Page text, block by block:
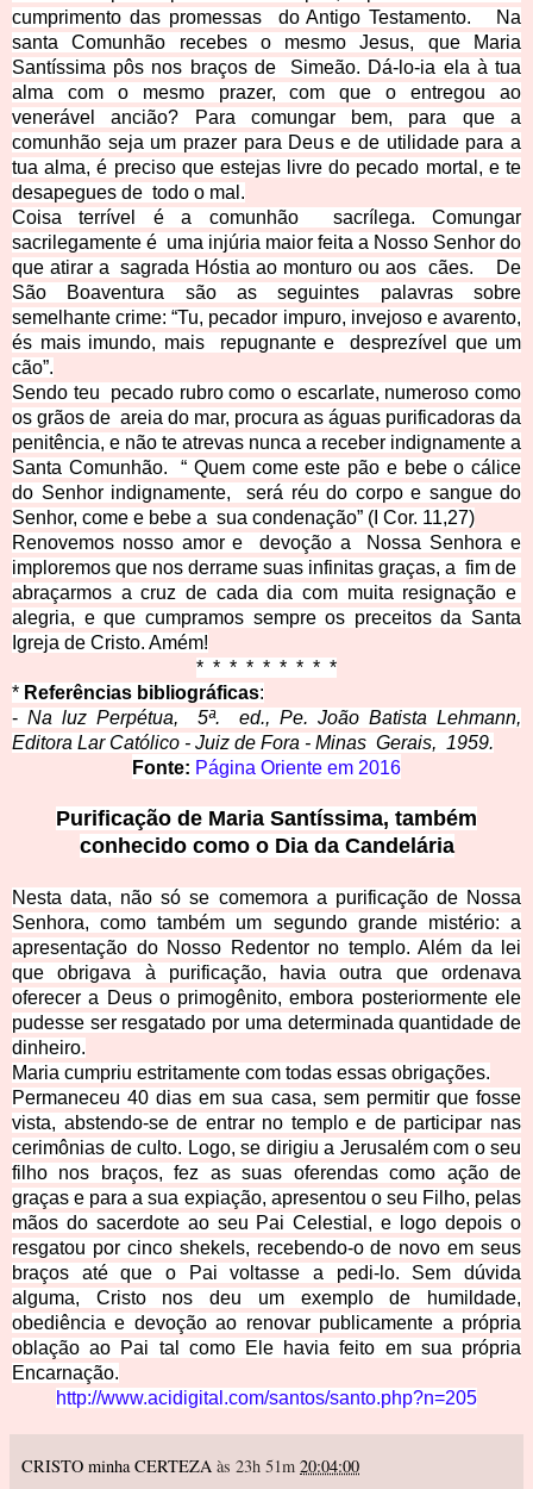
cumprimento das promessas
do Antigo Testamento.
Na
santa Comunhão recebes o mesmo Jesus, que Maria
Santíssima pôs nos braços de
Simeão. Dá-lo-ia ela à tua
alma com o mesmo prazer, com que o entregou ao
venerável ancião?
Para comungar bem, para que a
comunhão seja um prazer para Deus e de utilidade para a
tua alma, é preciso que estejas livre do pecado mortal, e te
desapegues de todo o mal.
Coisa terrível é a comunhão
sacrílega. Comungar
sacrilegamente é uma injúria maior feita a Nosso Senhor do
que atirar a
sagrada Hóstia ao monturo ou aos cães.
De
São Boaventura são as seguintes palavras sobre
semelhante crime: “Tu, pecador impuro, invejoso e avarento,
és mais imundo, mais repugnante e
desprezível que um
cão”.
Sendo teu
pecado rubro como o escarlate, numeroso como
os grãos de areia do mar, procura as águas purificadoras da
penitência, e não te atrevas nunca a receber indignamente a
Santa Comunhão.
“ Quem come este pão e bebe o cálice
do Senhor indignamente,
será réu do corpo e sangue do
Senhor, come e bebe a sua condenação” (I Cor. 11,27)
Renovemos nosso amor e devoção a
Nossa Senhora e
imploremos que nos derrame suas infinitas graças, a fim de
abraçarmos a cruz de cada dia com muita resignação e
alegria, e que cumpramos sempre os preceitos da Santa
Igreja de Cristo. Amém!
* * * * * * * * *
* Referências bibliográficas:
- Na luz Perpétua, 5ª. ed., Pe. João Batista Lehmann,
Editora Lar Católico - Juiz de Fora - Minas Gerais, 1959.
Fonte: Página Oriente em 2016
Purificação de Maria Santíssima, também
conhecido como o Dia da Candelária
Nesta data, não só se comemora a purificação de Nossa
Senhora, como também um segundo grande mistério: a
apresentação do Nosso Redentor no templo. Além da lei
que obrigava à purificação, haviaoutra que ordenava
oferecer a Deus o primogênito, embora posteriormente ele
pudesse ser resgatado por uma determinada quantidade de
dinheiro.
Maria cumpriu estritamente com todas essas obrigações.
Permaneceu 40 dias em sua casa, sem permitir que fosse
vista, abstendo-se de entrar no templo e de participar nas
cerimônias de culto. Logo, se dirigiu a Jerusalém com o seu
filho nos braços, fez as suas oferendas como ação de
graças e para a sua expiação, apresentou o seu Filho, pelas
mãos do sacerdote ao seu Pai Celestial, e logo depois o
resgatou por cinco shekels, recebendo-o de novo em seus
braços até que o Pai voltasse a pedi-lo. Sem dúvida
alguma, Cristo nos deu um exemplo de humildade,
obediência e devoção ao renovar publicamente a própria
oblação ao Pai tal como Ele havia feito em sua própria
Encarnação.
http://www.acidigital.com/santos/santo.php?n=205
CRISTO minha CERTEZA às 23h 51m 20:04:00